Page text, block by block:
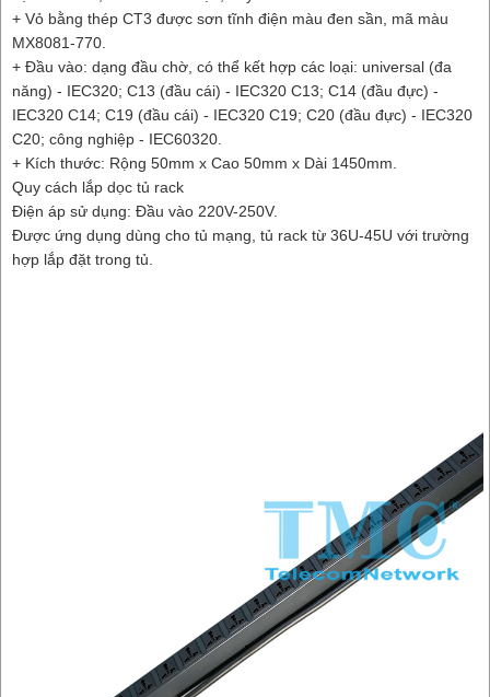
+ Vỏ bằng thép CT3 được sơn tĩnh điện màu đen sần, mã màu
MX8081-770.
+ Đầu vào: dạng đầu chờ, có thể kết hợp các loại: universal (đa
năng) - IEC320; C13 (đầu cái) - IEC320 C13; C14 (đầu đực) -
IEC320 C14; C19 (đầu cái) - IEC320 C19; C20 (đầu đực) - IEC320
C20; công nghiệp - IEC60320.
+ Kích thước: Rộng 50mm x Cao 50mm x Dài 1450mm.
Quy cách lắp dọc tủ rack
Điện áp sử dụng: Đầu vào 220V-250V.
Được ứng dụng dùng cho tủ mạng, tủ rack từ 36U-45U với trường
hợp lắp đặt trong tủ.